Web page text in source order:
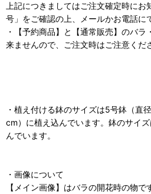
上記につきましてはご注文確定時に
号」をご確認の上、メールかお電話に
・【予約商品】と【通常販売】のバ
来ませんので、ご注文時はご注意くだ
・植え付ける鉢のサイズは5号鉢（直
cm）に植え込んでいます。鉢のサイ
んでいます。
・画像について
【メイン画像】はバラの開花時の物